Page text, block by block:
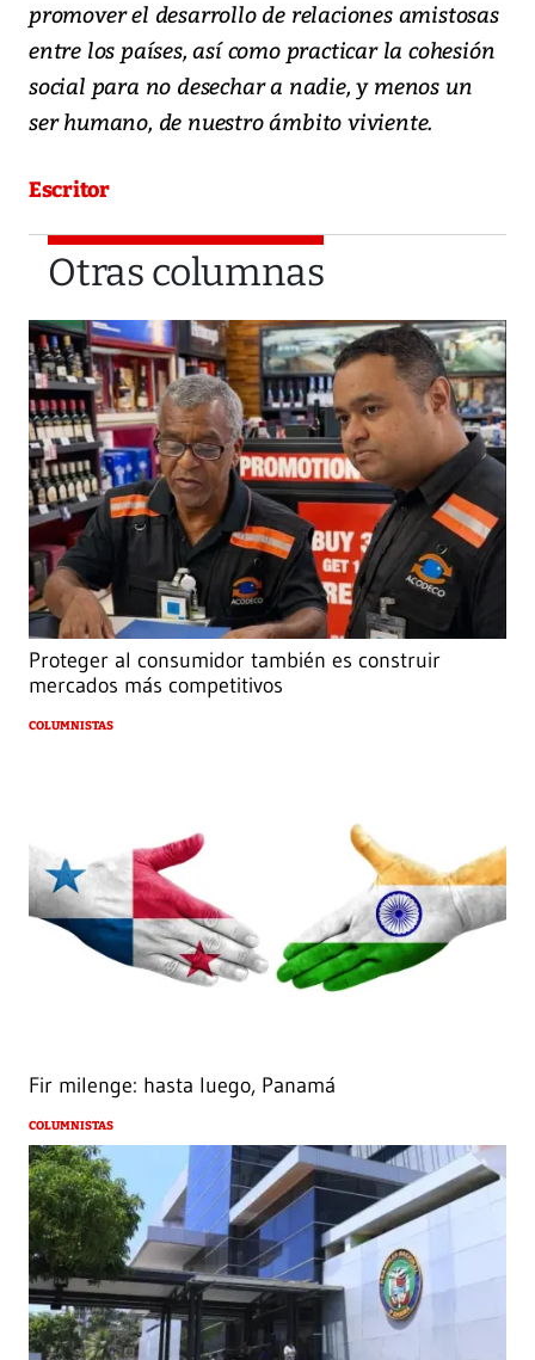
promover el desarrollo de relaciones amistosas
entre los países, así como practicar la cohesión
social para no desechar a nadie, y menos un
ser humano, de nuestro ámbito viviente.
Escritor
Otras columnas
Proteger al consumidor también es construir
mercados más competitivos
COLUMNISTAS
Fir milenge: hasta luego, Panamá
COLUMNISTAS